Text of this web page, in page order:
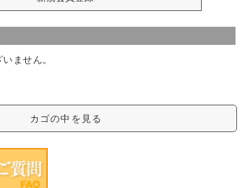
ません。
カゴの中を見る